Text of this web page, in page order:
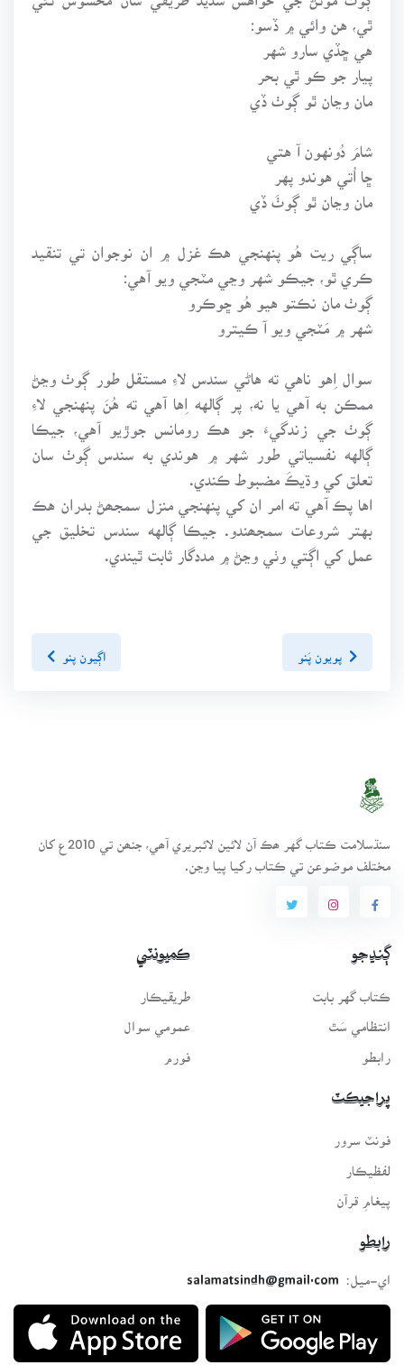
ٿي، هن وائي ۾ ڏسو:
هي ڇڏي سارو شهر
پيار جو ڪو ٿي بحر
مان وڃان ٿو ڳوٺ ڏي
شامَ دُونهون آ هتي
ڇا اُتي هوندو پهر
مان وڃان ٿو ڳوٺَ ڏي
ساڳي ريت هُو پنهنجي هڪ غزل ۾ ان نوجوان تي تنقيد
ڪري ٿو، جيڪو شهر وڃي مٽجي ويو آهي:
ڳوٺ مان نڪتو هيو هُو ڇوڪرو
شهر ۾ مَٽجي ويو آ ڪيترو
سوال اِهو ناهي ته هاڻي سندس لاءِ مستقل طور ڳوٺ وڃڻ
ممڪن به آهي يا نه، پر ڳالهه اِها آهي ته هُنَ پنهنجي لاءِ
ڳوٺ جي زندگيءَ جو هڪ رومانس جوڙيو آهي، جيڪا
ڳالهه نفسياتي طور شهر ۾ هوندي به سندس ڳوٺ سان
تعلق کي وڌيڪَ مضبوط ڪندي.
اها پڪ آهي ته امر ان کي پنهنجي منزل سمجھڻ بدران هڪ
بهتر شروعات سمجھندو. جيڪا ڳالهه سندس تخليق جي
عمل کي اڳتي وٺي وڃڻ ۾ مددگار ثابت ٿيندي.
اڳيون پنو
سنڌسلامت ڪتاب گهر ھڪ آن لائين لائبريري آھي، جنھن تي 2010ع کان
مختلف موضوعن تي ڪتاب رکيا پيا وڃن.
ڳنڍجو
ڪتاب گهر بابت
انتظامي سَٿ
رابطو
ڪميونٽي
طريقيڪار
عمومي سوال
فورم
پراجيڪٽ
فونٽ سرور
لفظيڪار
پيغامِ قرآن
رابطو
اي-ميل:
salamatsindh@gmail.com